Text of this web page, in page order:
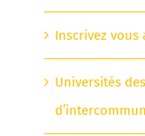
Inscrivez vous
Universités